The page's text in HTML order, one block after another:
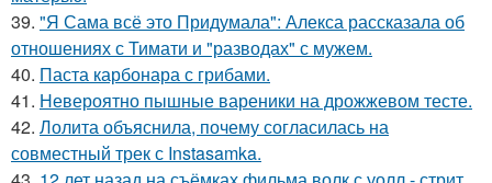
39. "Я Сама всё это Придумала": Алекса рассказала об
отношениях с Тимати и "разводах" с мужем.
40. Паста карбонара с грибами.
41. Невероятно пышные вареники на дрожжевом тесте.
42. Лолита объяснила, почему согласилась на
совместный трек с Instasamka.